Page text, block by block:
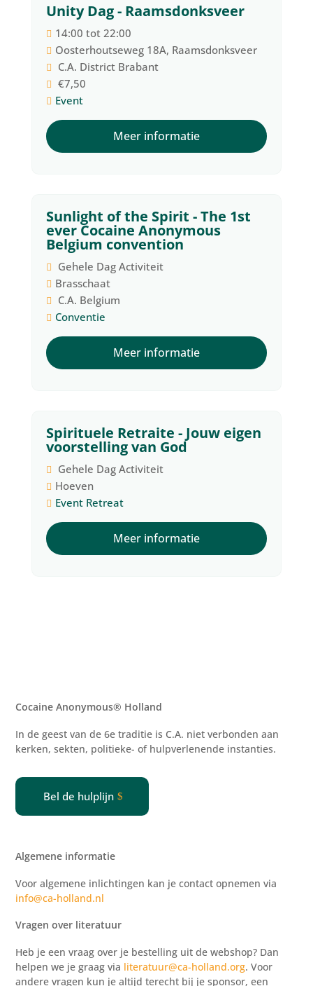
19
september
Unity Dag - Raamsdonksveer
14:00 tot 22:00
Oosterhoutseweg 18A, Raamsdonksveer
C.A. District Brabant
€7,50
Event
Meer informatie
23
oktober
Sunlight of the Spirit - The 1st
ever Cocaine Anonymous
Belgium convention
Gehele Dag Activiteit
Brasschaat
C.A. Belgium
Conventie
Meer informatie
27
november
Spirituele Retraite - Jouw eigen
voorstelling van God
Gehele Dag Activiteit
Hoeven
Event Retreat
Meer informatie
Cocaine Anonymous® Holland
In de geest van de 6e traditie is C.A. niet verbonden aan
kerken, sekten, politieke- of hulpverlenende instanties.
Bel de hulplijn
Algemene informatie
Voor algemene inlichtingen kan je contact opnemen via
info@ca-holland.nl
Vragen over literatuur
Heb je een vraag over je bestelling uit de webshop? Dan
helpen we je graag via literatuur@ca-holland.org. Voor
andere vragen kun je altijd terecht bij je sponsor, een